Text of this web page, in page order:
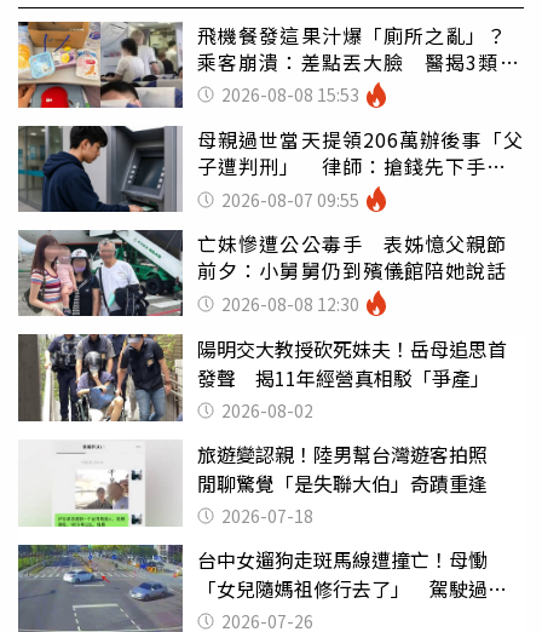
飛機餐發這果汁爆「廁所之亂」？
乘客崩潰：差點丟大臉 醫揭3類人
別亂喝
2026-08-08 15:53
母親過世當天提領206萬辦後事「父
子遭判刑」 律師：搶錢先下手是
罪 2026-08-07 09:55
亡妹慘遭公公毒手 表姊憶父親節
前夕：小舅舅仍到殯儀館陪她說話
2026-08-08 12:30
陽明交大教授砍死妹夫！岳母追思首
發聲 揭11年經營真相駁「爭產」
2026-08-02
旅遊變認親！陸男幫台灣遊客拍照
閒聊驚覺「是失聯大伯」奇蹟重逢
2026-07-18
台中女遛狗走斑馬線遭撞亡！母慟
「女兒隨媽祖修行去了」 駕駛過失
致死判9月
2026-07-26